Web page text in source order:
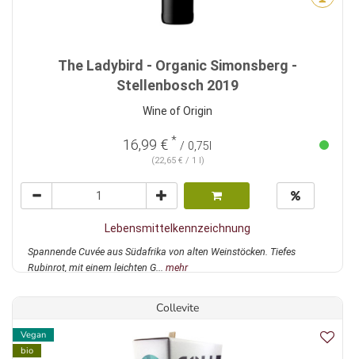
The Ladybird - Organic Simonsberg -
Stellenbosch 2019
Wine of Origin
16,99 € * / 0,75l
(22,65 € / 1 l)
Lebensmittelkennzeichnung
Spannende Cuvée aus Südafrika von alten Weinstöcken. Tiefes
Rubinrot, mit einem leichten G... mehr
Collevite
Vegan
bio